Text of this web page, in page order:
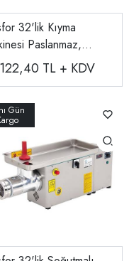
32'lik Kıyma
Paslanmaz,
380V UKM-32
TL + KDV